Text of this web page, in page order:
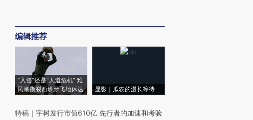
编辑推荐
“入侵”还是“人道危机” 难
民潮撕裂西班牙飞地休达
显影｜瓜农的漫长等待
特稿 ｜ 宇树发行市值610亿 先行者的加速和考验